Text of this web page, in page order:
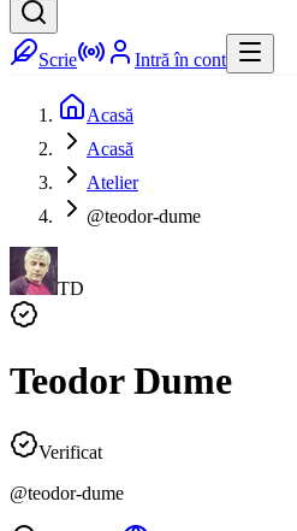
Scrie Intră în cont
Acasă
Acasă
Atelier
@teodor-dume
TD
Teodor Dume
Verificat
@teodor-dume